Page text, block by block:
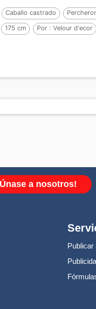
Caballo castrado
175 cm Por :Velour d'ecor
Únase a nosotros!
Publicar